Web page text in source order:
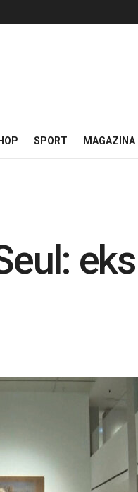
SPORT MAGAZINA